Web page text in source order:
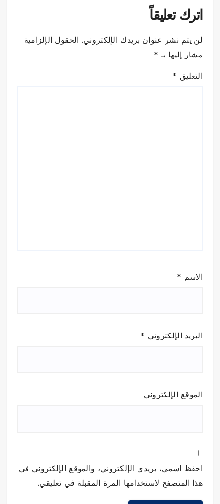
اترك تعليقاً
لن يتم نشر عنوان بريدك الإلكتروني. الحقول الإلزامية
مشار إليها بـ *
التعليق *
الاسم *
البريد الإلكتروني *
الموقع الإلكتروني
احفظ اسمي، بريدي الإلكتروني، والموقع الإلكتروني في
هذا المتصفح لاستخدامها المرة المقبلة في تعليقي.